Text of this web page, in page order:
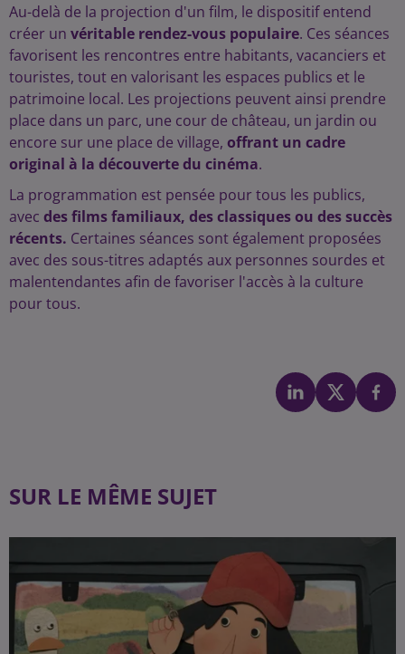
Au-delà de la projection d'un film, le dispositif entend
créer un véritable rendez-vous populaire. Ces séances
favorisent les rencontres entre habitants, vacanciers et
touristes, tout en valorisant les espaces publics et le
patrimoine local. Les projections peuvent ainsi prendre
place dans un parc, une cour de château, un jardin ou
encore sur une place de village, offrant un cadre
original à la découverte du cinéma.
La programmation est pensée pour tous les publics,
avec des films familiaux, des classiques ou des succès
récents. Certaines séances sont également proposées
avec des sous-titres adaptés aux personnes sourdes et
malentendantes afin de favoriser l'accès à la culture
pour tous.
SUR LE MÊME SUJET